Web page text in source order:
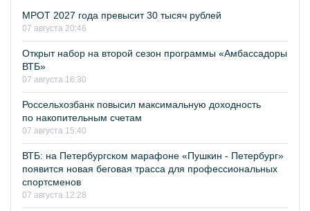
МРОТ 2027 года превысит 30 тысяч рублей
07 августа 20:46
Открыт набор на второй сезон программы «Амбассадоры
ВТБ»
07 августа 16:30
Россельхозбанк повысил максимальную доходность
по накопительным счетам
07 августа 15:40
ВТБ: на Петербургском марафоне «Пушкин - Петербург»
появится новая беговая трасса для профессиональных
спортсменов
07 августа 12:28